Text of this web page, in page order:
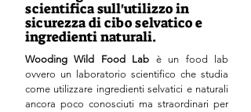
scientifica sull'utilizzo in
sicurezza di cibo selvatico e
ingredienti naturali.
Wooding Wild Food Lab è un food lab
ovvero un laboratorio scientifico che studia
come utilizzare ingredienti selvatici e naturali
ancora poco conosciuti ma straordinari per